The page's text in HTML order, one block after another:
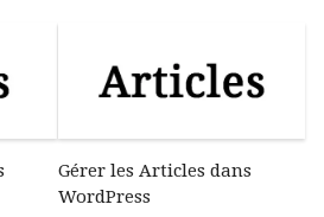
Gérer les Articles dans
WordPress